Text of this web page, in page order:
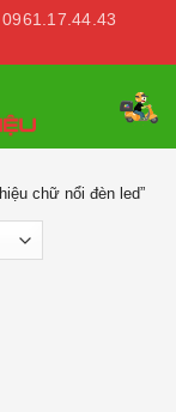
chữ nổi đèn led”